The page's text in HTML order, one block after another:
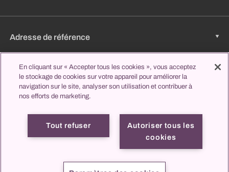
Adresse de référence
Emplois & carrière
Apprendre et étudier
légales
données
En cliquant sur « Accepter tous les cookies », vous acceptez
le stockage de cookies sur votre appareil pour améliorer la
navigation sur le site, analyser son utilisation et contribuer à
nos efforts de marketing.
Autoriser tous les
cookies
Tout refuser